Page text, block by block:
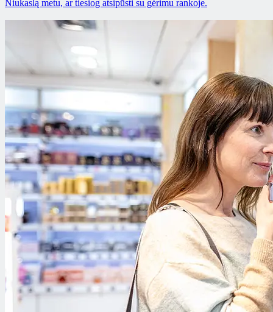
Niukaslą metu, ar tiesiog atsipūsti su gėrimu rankoje.